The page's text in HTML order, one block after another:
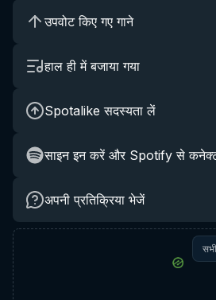
उपवोट किए गए गाने
हाल ही में बजाया गया
Spotalike सदस्यता लें
साइन इन करें और Spotify से
अपनी प्रतिक्रिया भेजें